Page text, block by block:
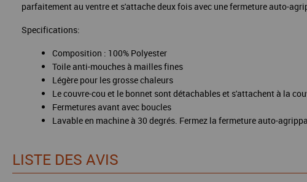
parfaitement au ventre et s'attache deux fois avec une fermeture auto-
Specifications:
Composition : 100% Polyester
Toile anti-mouches à mailles fines
Légère pour les grosse chaleurs
Le couvre-cou et le bonnet sont détachables et s'attachent à la
Fermetures avant avec boucles
Lavable en machine à 30 degrés. Fermez la fermeture auto-
LISTE DES AVIS